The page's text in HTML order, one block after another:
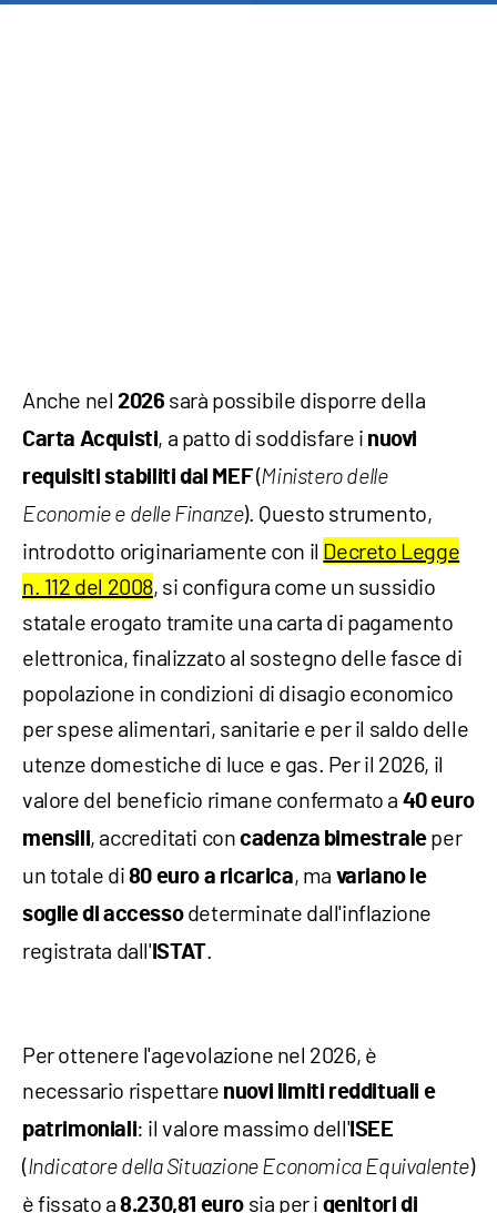
Anche nel 2026 sarà possibile disporre della
Carta Acquisti, a patto di soddisfare i nuovi
requisiti stabiliti dal MEF(Ministero delle
Economie e delle Finanze). Questo strumento,
introdotto originariamente con il Decreto Legge
n. 112 del 2008, si configura come un sussidio
statale erogato tramite una carta di pagamento
elettronica, finalizzato al sostegno delle fasce di
popolazione in condizioni di disagio economico
per spese alimentari, sanitarie e per il saldo delle
utenze domestiche di luce e gas. Per il 2026, il
valore del beneficio rimane confermato a 40 euro
mensili, accreditati concadenza bimestraleper
un totale di 80 euro a ricarica, ma variano le
soglie di accessodeterminate dall'inflazione
registrata dall' ISTAT.
Per ottenere l'agevolazione nel 2026, è
necessario rispettare nuovi limiti reddituali e
patrimoniali: il valore massimo dell' ISEE
(Indicatore della Situazione Economica Equivalente)
è fissato a8.230,81 euro sia per i genitori di